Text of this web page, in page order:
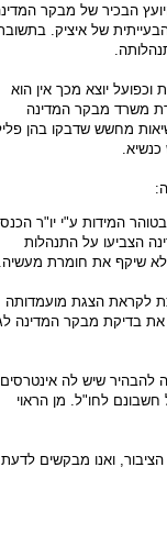
הבכיר של מבקר
של איציק.
יוצא מכך אין הוא
משרד מבקר המדינה
מחשש שדבקו בהן
המידות ע"י יו"ר
הצביעו על התנהלות
שיקף את חומרת מעשיה.
לקראת הצגת מועמדותה
את בדיקת מבקר המדינה
להבהיר שיש לה אינטרסים
לחו"ל. מן הראוי
ואנו מבקשים לדעת